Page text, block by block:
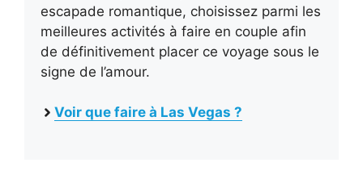
escapade romantique, choisissez parmi les
meilleures activités à faire en couple afin
de définitivement placer ce voyage sous le
signe de l’amour.
Voir que faire à Las Vegas ?